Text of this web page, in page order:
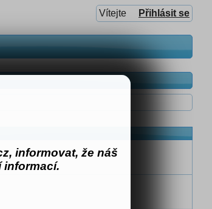
informovat, že náš
informací.
Vítejte Přihlásit se